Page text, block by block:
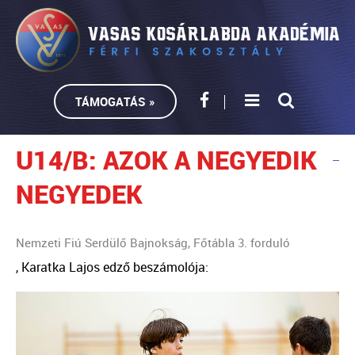
TÁMOGATÁS »
U14/B: AZOK A NEGYEDIK
NEGYEDEK
Nemzeti Fiú Serdülő Bajnokság, Főtábla 3. forduló
, Karatka Lajos edző beszámolója: